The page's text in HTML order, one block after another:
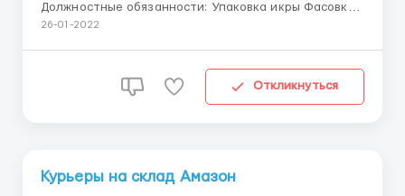
Должностные обязанности: Упаковка икры Фасовка
икры Клейка стикеров Подготовка продукции к
предоставляется работодателем(оплата ком.услуг)
26-01-2022
Откликнуться
Курьеры на склад Амазон